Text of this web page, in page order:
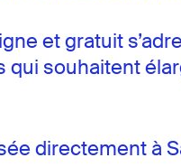
et gratuit
souhaitent
directement à